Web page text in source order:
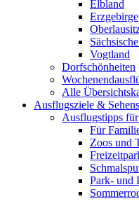
Elbland
Erzgebirge
Vogtland
Dorfschönheiten
Alle
Ausflugsziele &
Ausflugstipps
Für
Zoos und
Park- und